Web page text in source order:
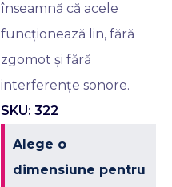
înseamnă că acele
funcționează lin, fără
zgomot și fără
interferențe sonore.
SKU: 322
Alege o
dimensiune pentru